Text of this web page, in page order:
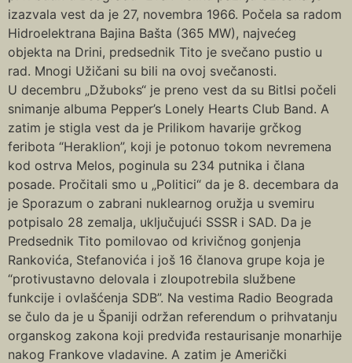
izazvala vest da je 27, novembra 1966. Počela sa radom
Hidroelektrana Bajina Bašta (365 MW), najvećeg
objekta na Drini, predsednik Tito je svečano pustio u
rad. Mnogi Užičani su bili na ovoj svečanosti.
U decembru „Džuboks“ je preno vest da su Bitlsi počeli
snimanje albuma Pepper’s Lonely Hearts Club Band. A
zatim je stigla vest da je Prilikom havarije grčkog
feribota “Heraklion”, koji je potonuo tokom nevremena
kod ostrva Melos, poginula su 234 putnika i člana
posade. Pročitali smo u „Politici“ da je 8. decembara da
je Sporazum o zabrani nuklearnog oružja u svemiru
potpisalo 28 zemalja, uključujući SSSR i SAD. Da je
Predsednik Tito pomilovao od krivičnog gonjenja
Rankovića, Stefanovića i još 16 članova grupe koja je
“protivustavno delovala i zloupotrebila službene
funkcije i ovlašćenja SDB”. Na vestima Radio Beograda
se čulo da je u Španiji održan referendum o prihvatanju
organskog zakona koji predviđa restaurisanje monarhije
nakog Frankove vladavine. A zatim je Američki